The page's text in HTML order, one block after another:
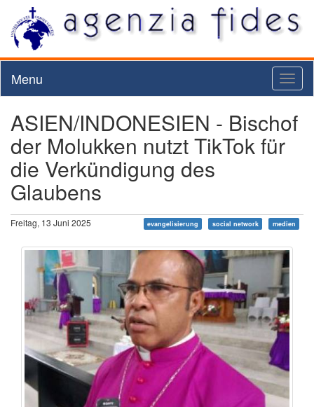
Menu
ASIEN/INDONESIEN - Bischof
der Molukken nutzt TikTok für
die Verkündigung des
Glaubens
Freitag, 13 Juni 2025 evangelisierung social network medien